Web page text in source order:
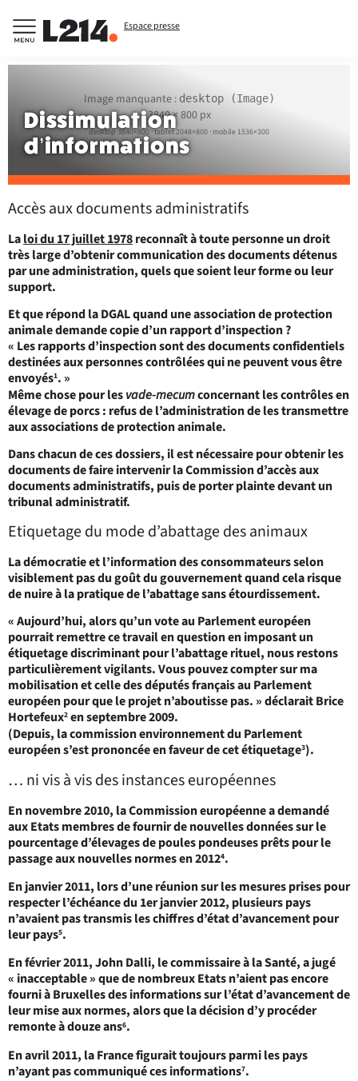
Espace presse
Image manquante : desktop (Image)
3840 × 800 px
desktop 3840×800 · tablet 2048×800 · mobile 1536×300
Dissimulation
d’informations
Accès aux documents administratifs
Laloi du 17 juillet 1978reconnaît à toute personne un droit
très large d’obtenir communication des documents détenus
par une administration, quels que soient leur forme ou leur
support.
Et que répond la DGAL quand une association de protection
animale demande copie d’un rapport d’inspection ?
« Les rapports d’inspection sont des documents confidentiels
destinées aux personnes contrôlées qui ne peuvent vous être
envoyés1. »
Même chose pour lesvade-mecumconcernant les contrôles en
élevage de porcs : refus de l’administration de les transmettre
aux associations de protection animale.
Dans chacun de ces dossiers, il est nécessaire pour obtenir les
documents de faire intervenir la Commission d’accès aux
documents administratifs, puis de porter plainte devant un
tribunal administratif.
Etiquetage du mode d’abattage des animaux
La démocratie et l’information des consommateurs selon
visiblement pas du goût du gouvernement quand cela risque
de nuire à la pratique de l’abattage sans étourdissement.
« Aujourd’hui, alors qu’un vote au Parlement européen
pourrait remettre ce travail en question en imposant un
étiquetage discriminant pour l’abattage rituel, nous restons
particulièrement vigilants. Vous pouvez compter sur ma
mobilisation et celle des députés français au Parlement
européen pour que le projet n’aboutisse pas. » déclarait Brice
Hortefeux2 en septembre 2009.
(Depuis, la commission environnement du Parlement
européen s’est prononcée en faveur de cet étiquetage3).
… ni vis à vis des instances européennes
En novembre 2010, la Commission européenne a demandé
aux Etats membres de fournir de nouvelles données sur le
pourcentage d’élevages de poules pondeuses prêts pour le
passage aux nouvelles normes en 20124.
En janvier 2011, lors d’une réunion sur les mesures prises pour
respecter l’échéance du 1er janvier 2012, plusieurs pays
n’avaient pas transmis les chiffres d’état d’avancement pour
leur pays5.
En février 2011, John Dalli, le commissaire à la Santé, a jugé
« inacceptable » que de nombreux Etats n’aient pas encore
fourni à Bruxelles des informations sur l’état d’avancement de
leur mise aux normes, alors que la décision d’y procéder
remonte à douze ans6.
En avril 2011, la France figurait toujours parmi les pays
n’ayant pas communiqué ces informations7.